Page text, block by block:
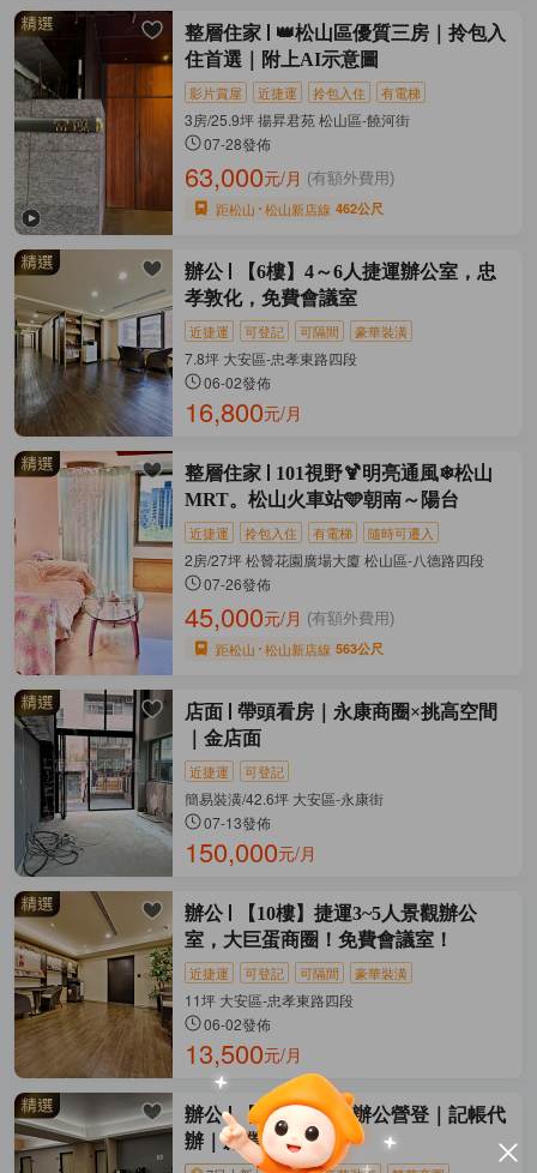
整層住家
👑松山區優質三房｜拎包入
住首選｜附上AI示意圖
影片賞屋 近捷運 拎包入住 有電梯
3房/25.9坪 揚昇君苑 松山區-饒河街
07-28發佈
63,000元/月 (有額外費用)
距松山 松山新店線 462公尺
辦公
【6樓】4～6人捷運辦公室，忠
孝敦化，免費會議室
近捷運 可登記 可隔間 豪華裝潢
7.8坪 大安區-忠孝東路四段
06-02發佈
16,800元/月
整層住家
101視野🍹明亮通風❄松山
MRT。松山火車站🩵朝南～陽台
近捷運 拎包入住 有電梯 隨時可遷入
2房/27坪 松贊花園廣場大廈 松山區-八德路四段
07-26發佈
45,000元/月 (有額外費用)
距松山 松山新店線 563公尺
店面
帶頭看房｜永康商圈×挑高空間
｜金店面
近捷運 可登記
簡易裝潢/42.6坪 大安區-永康街
07-13發佈
150,000元/月
辦公
【10樓】捷運3~5人景觀辦公
室，大巨蛋商圈！免費會議室！
近捷運 可登記 可隔間 豪華裝潢
11坪 大安區-忠孝東路四段
06-02發佈
13,500元/月
辦公
【台北車站】辦公營登｜記帳代
辦｜創業家首選